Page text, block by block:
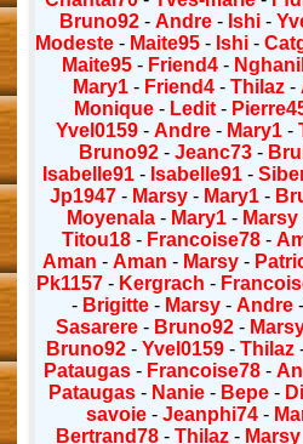
Bruno92 -Andre - Ishi -
Modeste - Maite95 - Ishi -
Maite95- Friend4-
Mary1 - Friend4 -Thilaz -
Monique - Ledit -
Yvel0159- Andre- Mary1-
Bruno92- Jeanc73-
Isabelle91 - Isabelle91 -
Jp1947- Marsy- Mary1-
Moyenala- Mary1- Marsy
Titou18 - Francoise78 -
Aman - Aman - Marsy-
Pk1157- Kergrach -
- Brigitte - Marsy -Andre
Sasarere- Bruno92-
Bruno92- Yvel0159- Thilaz
Pataugas- Francoise78-
Pataugas - Nanie - Bepe -
savoie -Jeanphi74 -
Bertrand78 -Thilaz - Marsy